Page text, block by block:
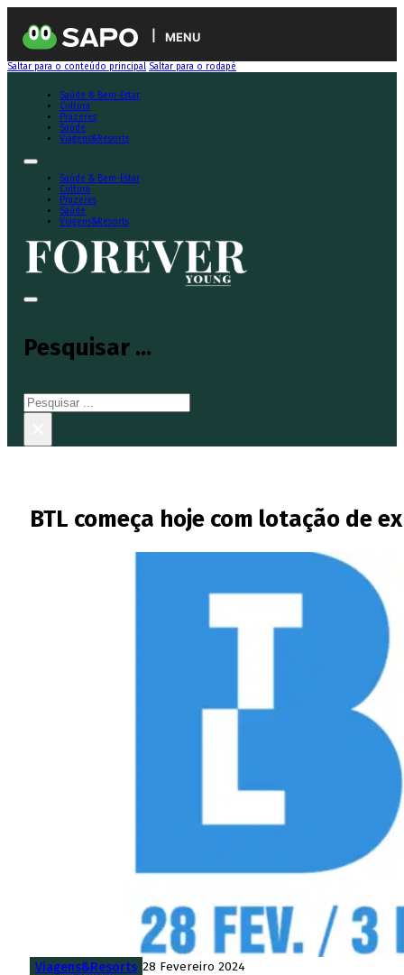
MENU
Saltar para o conteúdo principal Saltar para o rodapé
Saúde & Bem-Estar
Cultura
Prazeres
Saúde
Viagens&Resorts
Saúde & Bem-Estar
Cultura
Prazeres
Saúde
Viagens&Resorts
Pesquisar ...
Pesquisar
BTL começa hoje com lotação de
Viagens&Resorts 28 Fevereiro 2024